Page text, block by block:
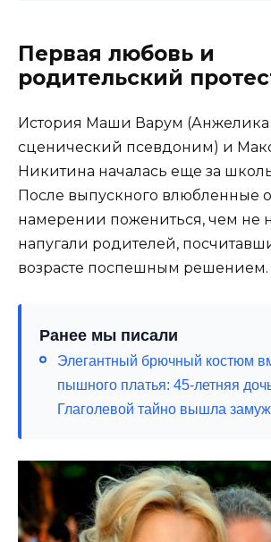
Первая любовь и
родительский
История Маши Варум
сценический псевдоним) и
Никитина началась еще за
После выпускного влюбленные
намерении пожениться, чем не
напугали родителей,
возрасте поспешным решением.
Ранее мы писали
Элегантный брючный костюм
пышного платья: 45-летняя
Глаголевой тайно вышла замуж